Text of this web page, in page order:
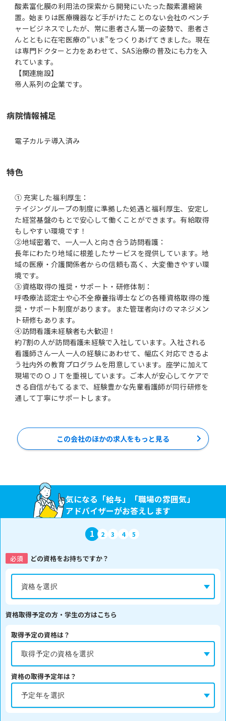
酸素富化膜の利用法の探索から開発にいたった酸素濃縮装
置。始まりは医療機器など手がけたことのない会社のベンチ
ャービジネスでしたが、常に患者さん第一の姿勢で、患者さ
んとともに在宅医療の“いま”をつくりあげてきました。現在
は専門ドクターと力をあわせて、SAS治療の普及にも力を入
れています。
【関連施設】
帝人系列の企業です。
病院情報補足
電子カルテ導入済み
特色
① 充実した福利厚生：
テイジングループの制度に準拠した処遇と福利厚生、安定し
た経営基盤のもとで安心して働くことができます。有給取得
もしやすい環境です！
②地域密着で、一人一人と向き合う訪問看護：
長年にわたり地域に根差したサービスを提供しています。地
域の医療・介護関係者からの信頼も高く、大変働きやすい環
境です。
③資格取得の推奨・サポート・研修体制：
呼吸療法認定士や心不全療養指導士などの各種資格取得の推
奨・サポート制度があります。また管理者向けのマネジメン
ト研修もあります。
④訪問看護未経験者も大歓迎！
約7割の人が訪問看護未経験で入社しています。入社される
看護師さん一人一人の経験にあわせて、幅広く対応できるよ
う社内外の教育プログラムを用意しています。座学に加えて
現場でのＯＪＴを重視しています。ご本人が安心してケアで
きる自信がもてるまで、経験豊かな先輩看護師が同行研修を
通して丁寧にサポートします。
この会社のほかの求人をもっと見る
気になる「給与」「職場の雰囲気」
アドバイザーがお答えします
1 2 3 4 5
必須 どの資格をお持ちですか？
資格取得予定の方・学生の方はこちら
取得予定の資格は？
資格の取得予定年は？